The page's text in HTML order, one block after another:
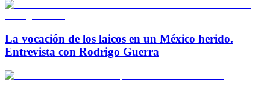
La vocación de los laicos en un México herido.
Entrevista con Rodrigo Guerra